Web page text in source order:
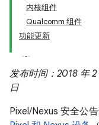
内核组件
Qualcomm 组件
功能更新
发布时间：2018 年
日
Pixel/Nexus 安全公